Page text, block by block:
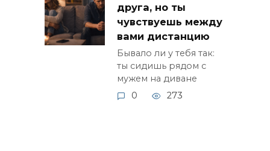
друга, но ты
чувствуешь между
вами дистанцию
Бывало ли у тебя так:
ты сидишь рядом с
мужем на диване
0
273